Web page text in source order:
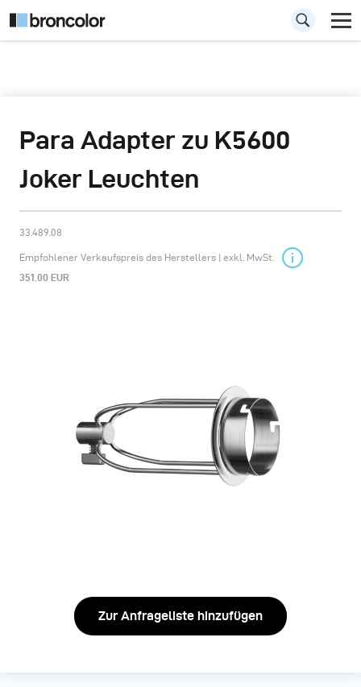
Para Adapter zu K5600
Joker Leuchten
33.489.08
Empfohlener Verkaufspreis des Herstellers | exkl. MwSt.
351.00 EUR
Zur Anfrageliste hinzufügen